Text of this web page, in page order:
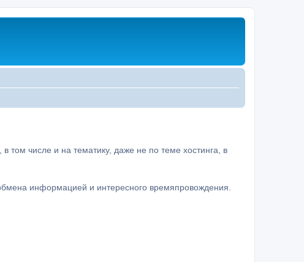
числе и на тематику, даже не по теме хостинга, в
информацией и интересного времяпровождения.